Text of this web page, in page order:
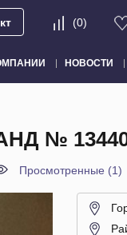
(0)
НОВОСТИ
№
Просмотренные (1)